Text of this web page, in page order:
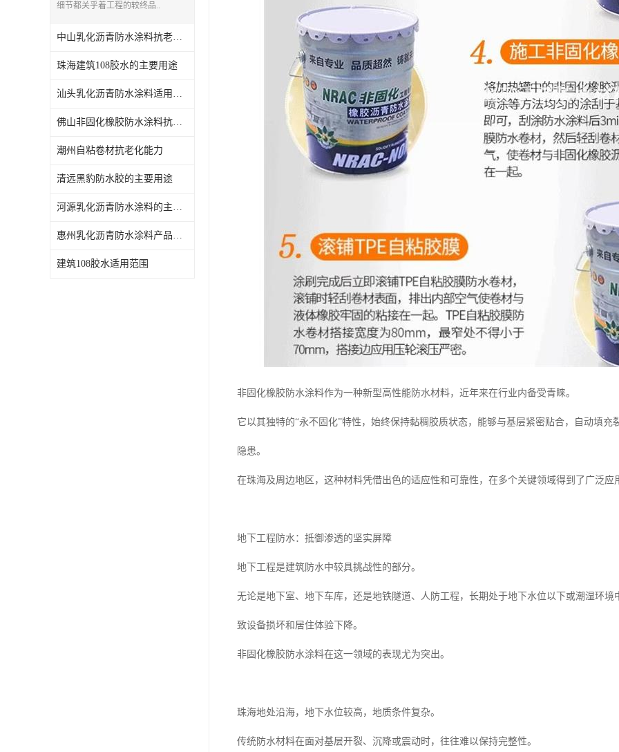
细节都关乎着工程的较终品..
中山乳化沥青防水涂料抗老化能力
珠海建筑108胶水的主要用途
汕头乳化沥青防水涂料适用范围
佛山非固化橡胶防水涂料抗老化能力
潮州自粘卷材抗老化能力
清远黑豹防水胶的主要用途
河源乳化沥青防水涂料的主要用途
惠州乳化沥青防水涂料产品介绍
建筑108胶水适用范围
非固化橡胶防水涂料作为一种新型高性能防水材料，近年来在行业内备受青睐。
它以其独特的“永不固化”特性，始终保持黏稠胶质状态，能够与基层紧密贴合，自动填
隐患。
在珠海及周边地区，这种材料凭借出色的适应性和可靠性，在多个关键领域得到了广泛应
地下工程防水：抵御渗透的坚实屏障
地下工程是建筑防水中较具挑战性的部分。
无论是地下室、地下车库，还是地铁隧道、人防工程，长期处于地下水位以下或潮湿环
致设备损坏和居住体验下降。
非固化橡胶防水涂料在这一领域的表现尤为突出。
珠海地处沿海，地下水位较高，地质条件复杂。
传统防水材料在面对基层开裂、沉降或震动时，往往难以保持完整性。